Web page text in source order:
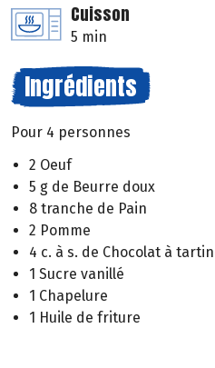
Cuisson
5 min
Ingrédients
Pour 4 personnes
2 Oeuf
5 g de Beurre doux
8 tranche de Pain
2 Pomme
4 c. à s. de Chocolat à
1 Sucre vanillé
1 Chapelure
1 Huile de friture